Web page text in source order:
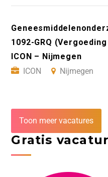
1092-GRQ
ICON – Nijmegen
ICON
Nijmegen
Toon meer vacatures
Gratis